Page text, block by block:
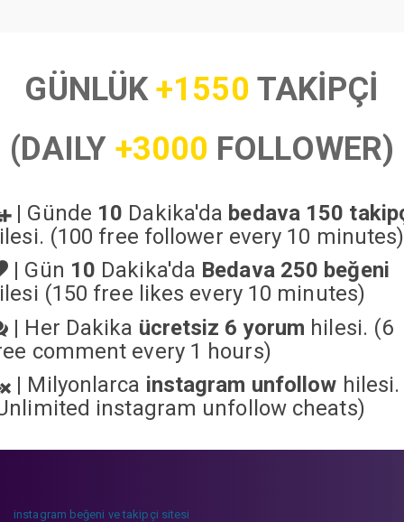
GÜNLÜK+1550 TAKİPÇİ
(DAILY +3000 FOLLOWER)
| Günde 10 Dakika'da bedava 150
(100 free follower every 10 minutes)
| Gün 10 Dakika'da Bedava 250 beğeni
(150 free likes every 10 minutes)
| Her Dakika ücretsiz 6 yorum hilesi. (6
comment every 1 hours)
| Milyonlarca instagram unfollow hilesi.
instagram unfollow cheats)
instagram beğeni ve takipçi sitesi